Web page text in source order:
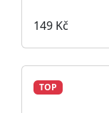
149 Kč
TOP